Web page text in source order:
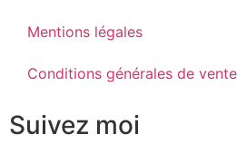
Mentions légales
Conditions générales de vente
Suivez moi